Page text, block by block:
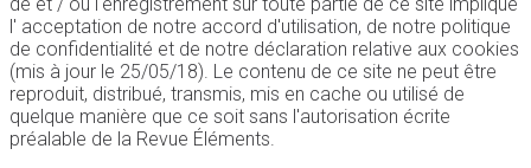
l' acceptation de notre accord d'utilisation, de notre politique
de confidentialité et de notre déclaration relative aux cookies
(mis à jour le 25/05/18). Le contenu de ce site ne peut être
reproduit, distribué, transmis, mis en cache ou utilisé de
quelque manière que ce soit sans l'autorisation écrite
préalable de la Revue Éléments.